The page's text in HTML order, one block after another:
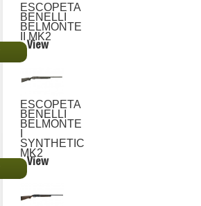
ESCOPETA
BENELLI
BELMONTE
II MK2
View
ESCOPETA
BENELLI
BELMONTE
SYNTHETIC
MK2
View